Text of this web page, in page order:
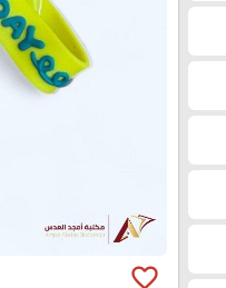
favorite_border